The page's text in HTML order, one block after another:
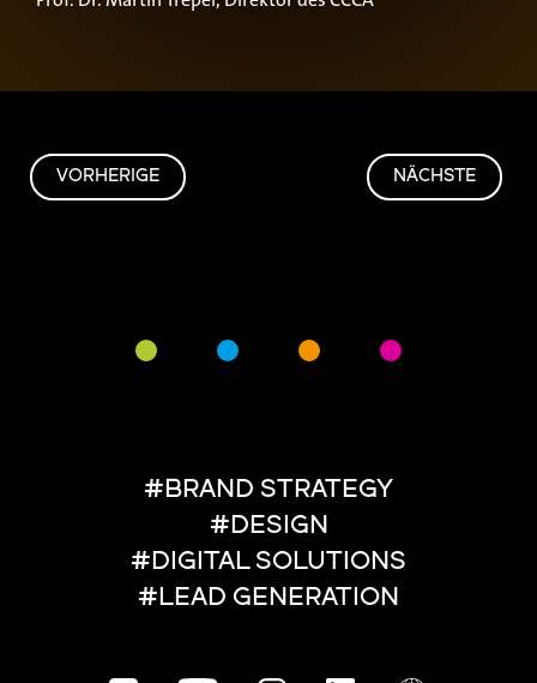
VORHERIGE NÄCHSTE
#BRAND STRATEGY
#DESIGN
#DIGITAL SOLUTIONS
#LEAD GENERATION